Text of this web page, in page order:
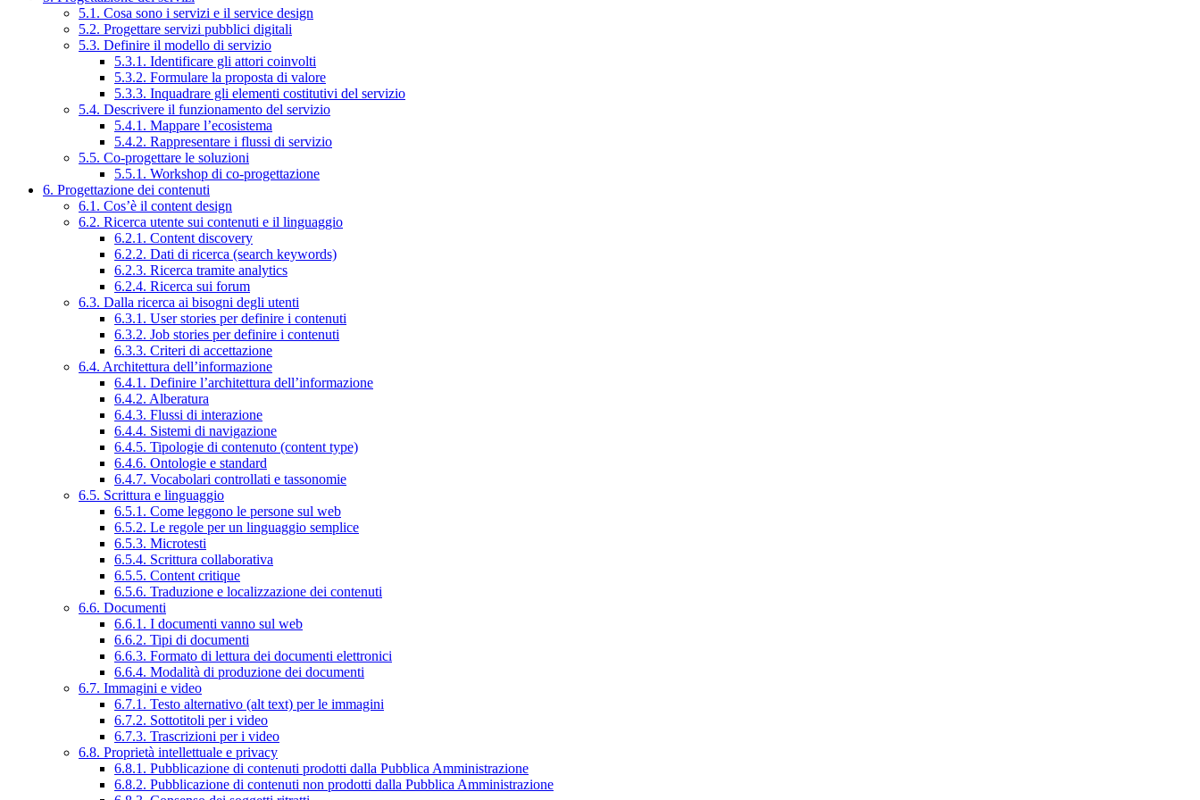
5.1. Cosa sono i servizi e il service design
5.2. Progettare servizi pubblici digitali
5.3. Definire il modello di servizio
5.3.1. Identificare gli attori coinvolti
5.3.2. Formulare la proposta di valore
5.3.3. Inquadrare gli elementi costitutivi del servizio
5.4. Descrivere il funzionamento del servizio
5.4.1. Mappare l’ecosistema
5.4.2. Rappresentare i flussi di servizio
5.5. Co-progettare le soluzioni
5.5.1. Workshop di co-progettazione
6. Progettazione dei contenuti
6.1. Cos’è il content design
6.2. Ricerca utente sui contenuti e il linguaggio
6.2.1. Content discovery
6.2.2. Dati di ricerca (search keywords)
6.2.3. Ricerca tramite analytics
6.2.4. Ricerca sui forum
6.3. Dalla ricerca ai bisogni degli utenti
6.3.1. User stories per definire i contenuti
6.3.2. Job stories per definire i contenuti
6.3.3. Criteri di accettazione
6.4. Architettura dell’informazione
6.4.1. Definire l’architettura dell’informazione
6.4.2. Alberatura
6.4.3. Flussi di interazione
6.4.4. Sistemi di navigazione
6.4.5. Tipologie di contenuto (content type)
6.4.6. Ontologie e standard
6.4.7. Vocabolari controllati e tassonomie
6.5. Scrittura e linguaggio
6.5.1. Come leggono le persone sul web
6.5.2. Le regole per un linguaggio semplice
6.5.3. Microtesti
6.5.4. Scrittura collaborativa
6.5.5. Content critique
6.5.6. Traduzione e localizzazione dei contenuti
6.6. Documenti
6.6.1. I documenti vanno sul web
6.6.2. Tipi di documenti
6.6.3. Formato di lettura dei documenti elettronici
6.6.4. Modalità di produzione dei documenti
6.7. Immagini e video
6.7.1. Testo alternativo (alt text) per le immagini
6.7.2. Sottotitoli per i video
6.7.3. Trascrizioni per i video
6.8. Proprietà intellettuale e privacy
6.8.1. Pubblicazione di contenuti prodotti dalla Pubblica Amministrazione
6.8.2. Pubblicazione di contenuti non prodotti dalla Pubblica Amministrazione